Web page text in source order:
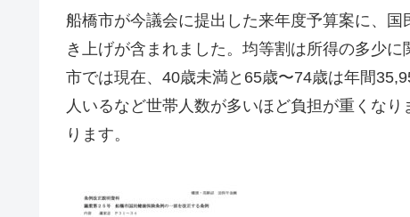
船橋市が今議会に提出した来年度予算案に、国
き上げが含まれました。均等割は所得の多少
市では現在、40歳未満と65歳〜74歳は年間
人いるなど世帯人数が多いほど負担が重くな
ります。